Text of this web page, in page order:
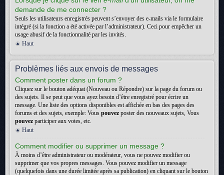
demande de me connecter ?
Seuls les utilisateurs enregistrés peuvent s’envoyer des e-mails via le formulaire
intégré (si la fonction a été activée par l’administrateur). Ceci pour empêcher un
usage abusif de la fonctionnalité par les invités.
Haut
Problèmes liés aux envois de messages
Comment poster dans un forum ?
Cliquez sur le bouton adéquat (Nouveau ou Répondre) sur la page du forum ou
des sujets. Il se peut que vous ayez besoin d’être enregistré pour écrire un
message. Une liste des options disponibles est affichée en bas des pages des
forums et des sujets, exemple: Vous pouvez poster des nouveaux sujets, Vous
pouvez participer aux votes, etc.
Haut
Comment modifier ou supprimer un message ?
À moins d’être administrateur ou modérateur, vous ne pouvez modifier ou
supprimer que vos propres messages. Vous pouvez modifier un message
(quelquefois dans une durée limitée après sa publication) en cliquant sur le bouton